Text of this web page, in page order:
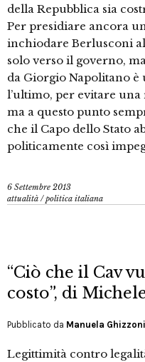
della Repubblica sia
Per presidiare ancora
inchiodare Berlusconi
solo verso il governo,
da Giorgio Napolitano è
l’ultimo, per evitare
ma a questo punto
che il Capo dello Stato
politicamente così
6 Settembre 2013
attualità /politica italiana
“Ciò che il Cav
costo”, di
Pubblicato da Manuela Ghizzoni
Legittimità contro